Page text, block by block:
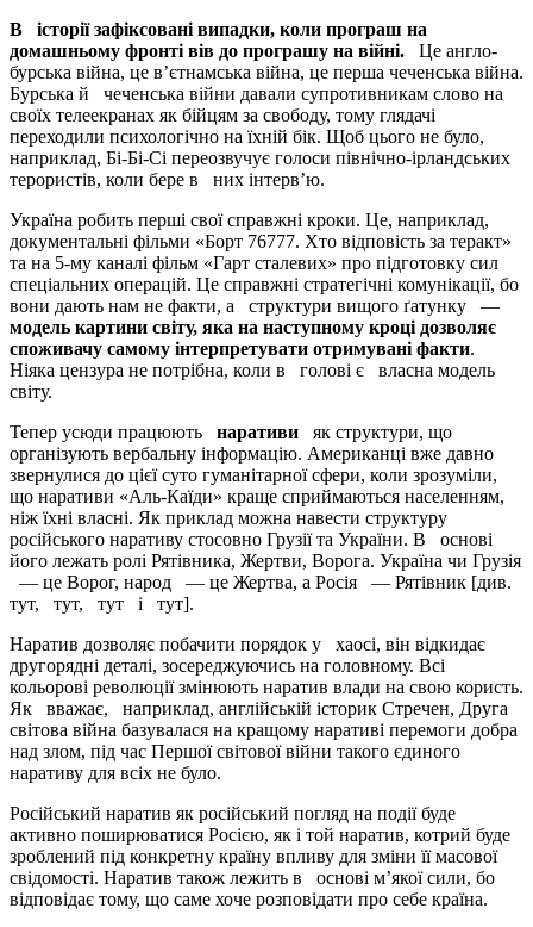
В історії зафіксовані випадки, коли програш на
домашньому фронті вів до програшу на війні. Це англо-
бурська війна, це в’єтнамська війна, це перша чеченська війна.
Бурська й чеченська війни давали супротивникам слово на
своїх телеекранах як бійцям за свободу, тому глядачі
переходили психологічно на їхній бік. Щоб цього не було,
наприклад, Бі-Бі-Сі переозвучує голоси північно-ірландських
терористів, коли бере в них інтерв’ю.
Україна робить перші свої справжні кроки. Це, наприклад,
документальні фільми «Борт 76777. Хто відповість за теракт»
та на 5-му каналі фільм «Гарт сталевих» про підготовку сил
спеціальних операцій. Це справжні стратегічні комунікації, бо
вони дають нам не факти, а структури вищого ґатунку —
модель картини світу, яка на наступному кроці дозволяє
споживачу самому інтерпретувати отримувані факти.
Ніяка цензура не потрібна, коли в голові є власна модель
світу.
Тепер усюди працюють наративи як структури, що
організують вербальну інформацію. Американці вже давно
звернулися до цієї суто гуманітарної сфери, коли зрозуміли,
що наративи «Аль-Каїди» краще сприймаються населенням,
ніж їхні власні. Як приклад можна навести структуру
російського наративу стосовно Грузії та України. В основі
його лежать ролі Рятівника, Жертви, Ворога. Україна чи Грузія
— це Ворог, народ — це Жертва, а Росія — Рятівник [див.
тут, тут, тут і тут].
Наратив дозволяє побачити порядок у хаосі, він відкидає
другорядні деталі, зосереджуючись на головному. Всі
кольорові революції змінюють наратив влади на свою користь.
Як вважає, наприклад, англійській історик Стречен, Друга
світова війна базувалася на кращому наративі перемоги добра
над злом, під час Першої світової війни такого єдиного
наративу для всіх не було.
Російський наратив як російський погляд на події буде
активно поширюватися Росією, як і той наратив, котрий буде
зроблений під конкретну країну впливу для зміни її масової
свідомості. Наратив також лежить в основі м’якої сили, бо
відповідає тому, що саме хоче розповідати про себе країна.